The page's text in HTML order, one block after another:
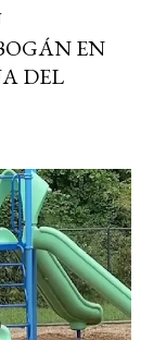
EN
DEL